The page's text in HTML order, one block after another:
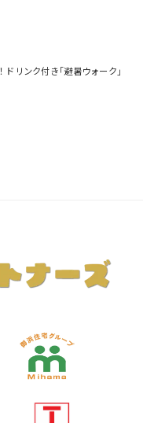
ドリンク付き｢避暑ウォーク｣